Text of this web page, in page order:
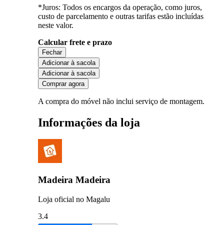
*Juros: Todos os encargos da operação, como juros,
custo de parcelamento e outras tarifas estão incluídas
neste valor.
Calcular frete e prazo
Fechar
Adicionar à sacola
Adicionar à sacola
Comprar agora
A compra do móvel não inclui serviço de montagem.
Informações da loja
Madeira Madeira
Loja oficial no Magalu
3.4